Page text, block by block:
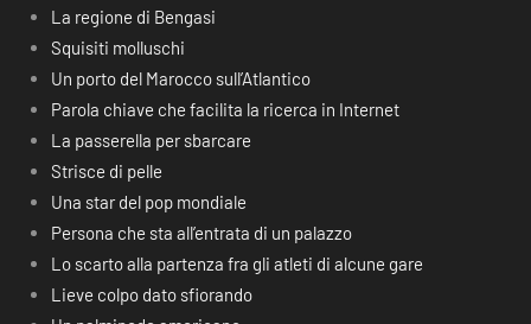
La regione di Bengasi
Squisiti molluschi
Un porto del Marocco sull’Atlantico
Parola chiave che facilita la ricerca in Internet
La passerella per sbarcare
Strisce di pelle
Una star del pop mondiale
Persona che sta all’entrata di un palazzo
Lo scarto alla partenza fra gli atleti di alcune gare
Lieve colpo dato sfiorando